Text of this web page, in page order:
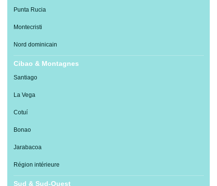
Punta Rucia
Montecristi
Nord dominicain
Cibao & Montagnes
Santiago
La Vega
Cotuí
Bonao
Jarabacoa
Région intérieure
Sud & Sud-Ouest